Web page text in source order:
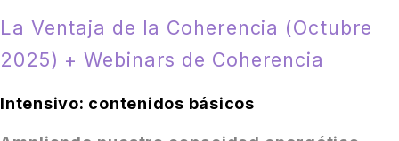
La Ventaja de la Coherencia (Octubre
2025) + Webinars de Coherencia
Intensivo: contenidos básicos